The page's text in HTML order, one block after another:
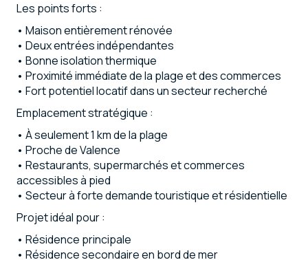
Les points forts :
•⁠ ⁠Maison entièrement rénovée
•⁠ ⁠Deux entrées indépendantes
•⁠ ⁠Bonne isolation thermique
•⁠ ⁠Proximité immédiate de la plage et des commerces
•⁠ ⁠Fort potentiel locatif dans un secteur recherché
Emplacement stratégique :
•⁠ ⁠À seulement 1 km de la plage
•⁠ ⁠Proche de Valence
•⁠ ⁠Restaurants, supermarchés et commerces
accessibles à pied
•⁠ ⁠Secteur à forte demande touristique et résidentielle
Projet idéal pour :
•⁠ ⁠Résidence principale
•⁠ ⁠Résidence secondaire en bord de mer